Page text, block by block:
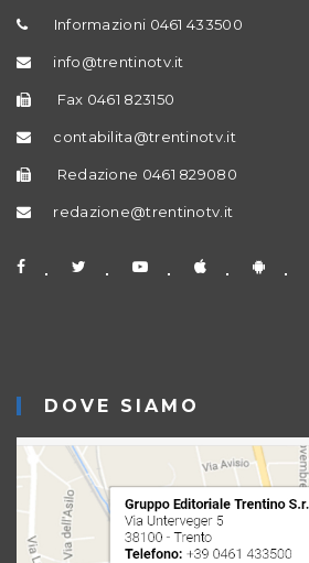
Informazioni 0461 433500
info@trentinotv.it
Fax 0461 823150
contabilita@trentinotv.it
Redazione 0461 829080
redazione@trentinotv.it
DOVE SIAMO